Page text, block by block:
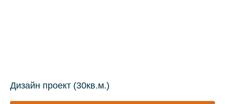
Дизайн проект (30кв.м.)